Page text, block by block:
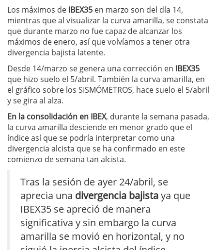
Los máximos de IBEX35 en marzo son del día 14,
mientras que al visualizar la curva amarilla, se constata
que durante marzo no fue capaz de alcanzar los
máximos de enero, así que volvíamos a tener otra
divergencia bajista latente.
Desde 14/marzo se genera una corrección en IBEX35
que hizo suelo el 5/abril. También la curva amarilla, en
el gráfico sobre los SISMÓMETROS, hace suelo el 5/abril
y se gira al alza.
En la consolidación en IBEX, durante la semana pasada,
la curva amarilla desciende en menor grado que el
índice así que se podría interpretar como una
divergencia alcista que se ha confirmado en este
comienzo de semana tan alcista.
Tras la sesión de ayer 24/abril, se
aprecia una divergencia bajistaya que
IBEX35 se apreció de manera
significativa y sin embargo la curva
amarilla se movió en horizontal, y no